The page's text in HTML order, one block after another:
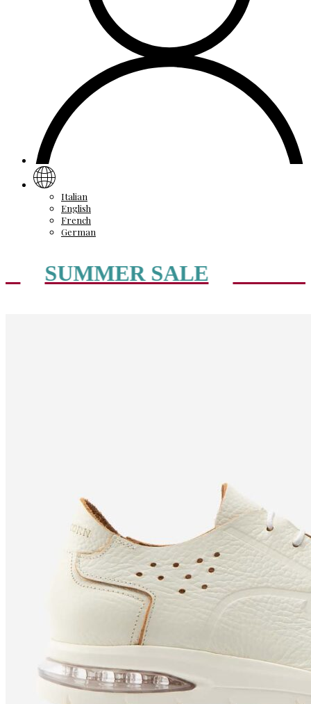
Italian
English
French
German
SALE FINO AL -